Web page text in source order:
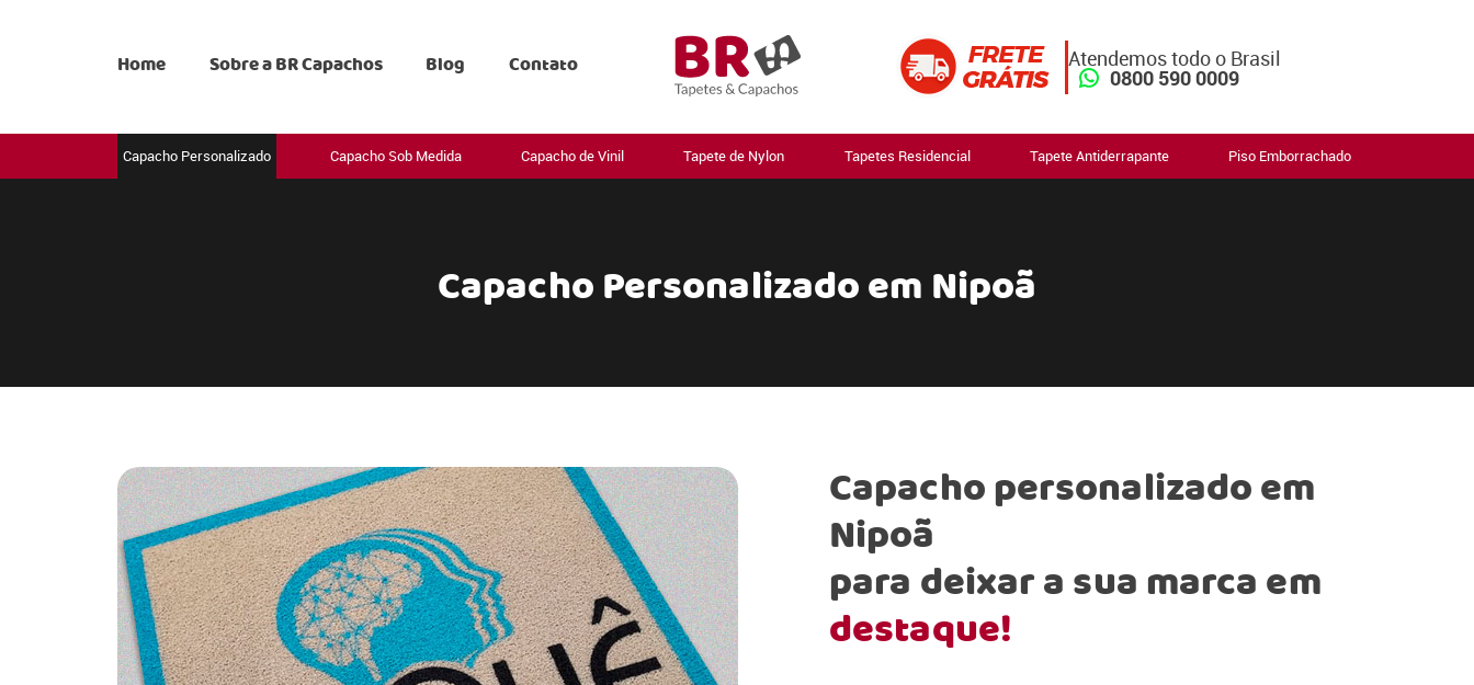
Home Sobre a BR Capachos Blog Contato Atendemos todo o Brasil
0800 590 0009
Capacho Personalizado Capacho Sob Medida Capacho de Vinil Tapete de Nylon Tapetes Residencial Tapete Antiderrapante Piso Emborrachado
Capacho Personalizado em Nipoã
Capacho personalizado em
Nipoã
para deixar a sua marca em
destaque!